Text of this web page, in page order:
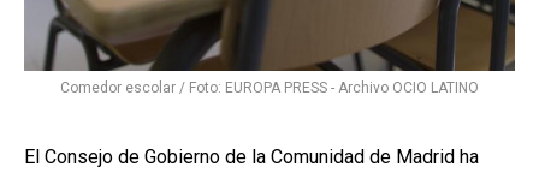
Comedor escolar / Foto: EUROPA PRESS - Archivo OCIO LATINO
El Consejo de Gobierno de la Comunidad de Madrid ha